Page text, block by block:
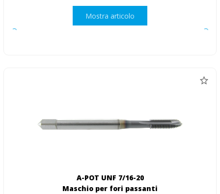
Mostra articolo
A-POT UNF 7/16-20
Maschio per fori passanti